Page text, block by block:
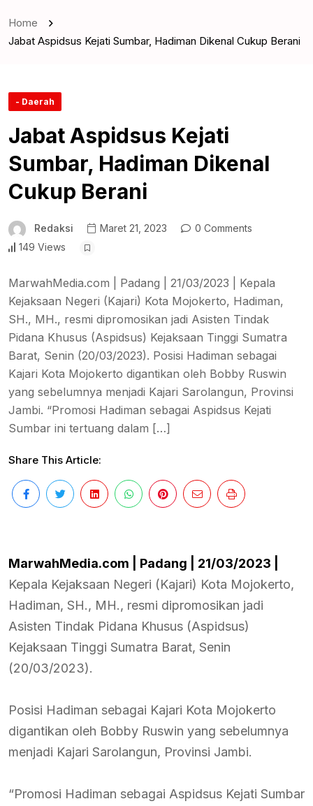
Home
Jabat Aspidsus Kejati Sumbar, Hadiman Dikenal Cukup Berani
- Daerah
Jabat Aspidsus Kejati
Sumbar, Hadiman Dikenal
Cukup Berani
Redaksi Maret 21, 2023
0 Comments
149 Views
MarwahMedia.com | Padang | 21/03/2023 | Kepala
Kejaksaan Negeri (Kajari) Kota Mojokerto, Hadiman,
SH., MH., resmi dipromosikan jadi Asisten Tindak
Pidana Khusus (Aspidsus) Kejaksaan Tinggi Sumatra
Barat, Senin (20/03/2023). Posisi Hadiman sebagai
Kajari Kota Mojokerto digantikan oleh Bobby Ruswin
yang sebelumnya menjadi Kajari Sarolangun, Provinsi
Jambi. “Promosi Hadiman sebagai Aspidsus Kejati
Sumbar ini tertuang dalam […]
Share This Article:
MarwahMedia.com | Padang | 21/03/2023 |
Kepala Kejaksaan Negeri (Kajari) Kota Mojokerto,
Hadiman, SH., MH., resmi dipromosikan jadi
Asisten Tindak Pidana Khusus (Aspidsus)
Kejaksaan Tinggi Sumatra Barat, Senin
(20/03/2023).
Posisi Hadiman sebagai Kajari Kota Mojokerto
digantikan oleh Bobby Ruswin yang sebelumnya
menjadi Kajari Sarolangun, Provinsi Jambi.
“Promosi Hadiman sebagai Aspidsus Kejati Sumbar